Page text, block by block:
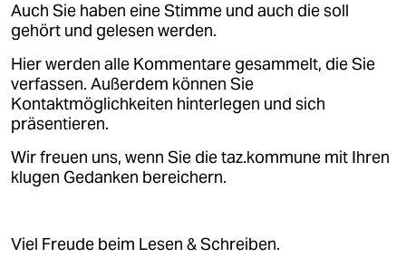
Auch Sie haben eine Stimme und auch die soll
gehört und gelesen werden.
Hier werden alle Kommentare gesammelt, die Sie
verfassen. Außerdem können Sie
Kontaktmöglichkeiten hinterlegen und sich
präsentieren.
Wir freuen uns, wenn Sie die taz.kommune mit Ihren
klugen Gedanken bereichern.
Viel Freude beim Lesen & Schreiben.